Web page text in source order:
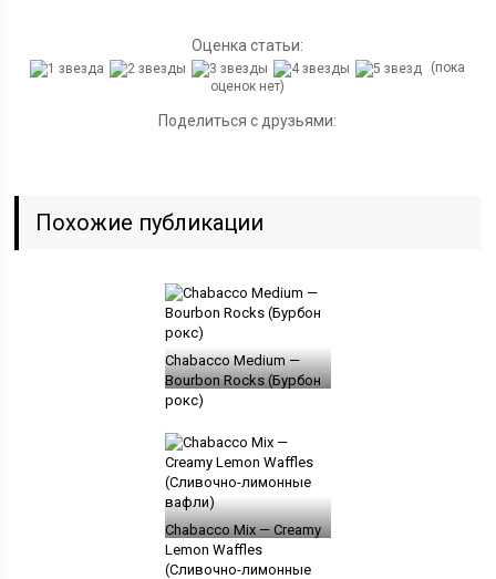
Оценка статьи:
(пока
оценок нет)
Поделиться с друзьями:
Похожие публикации
Chabacco Medium —
Bourbon Rocks (Бурбон
рокс)
Chabacco Mix — Creamy
Lemon Waffles
(Сливочно-лимонные